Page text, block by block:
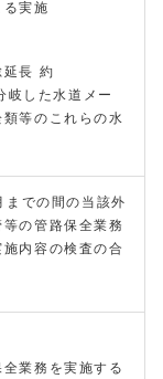
る実施
延長 約
した水道メー
等のこれらの水
での間の当該外
の管路保全業務
内容の検査の合
全業務を実施する